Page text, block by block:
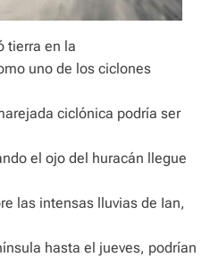
tierra en la
uno de los ciclones
ciclónica podría ser
el ojo del huracán llegue
las intensas lluvias de Ian,
hasta el jueves, podrían